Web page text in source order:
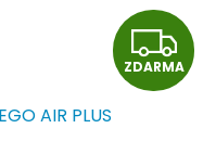
Z
D
ZDARMA
AIR PLUS